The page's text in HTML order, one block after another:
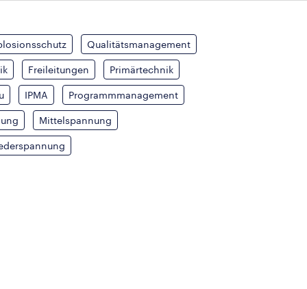
Qualitätsmanagement
Freileitungen Primärtechnik
IPMA Programmmanagement
Mittelspannung